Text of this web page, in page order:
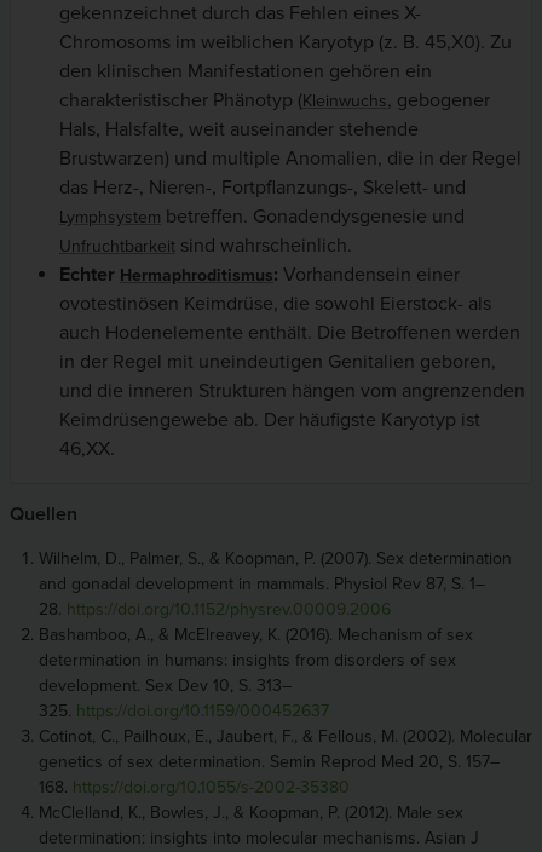
gekennzeichnet durch das Fehlen eines X-
Chromosoms im weiblichen Karyotyp (z. B. 45,X0). Zu
den klinischen Manifestationen gehören ein
charakteristischer Phänotyp (Kleinwuchs, gebogener
Hals, Halsfalte, weit auseinander stehende
Brustwarzen) und multiple Anomalien, die in der Regel
das Herz-, Nieren-, Fortpflanzungs-, Skelett- und
Lymphsystem betreffen. Gonadendysgenesie und
Unfruchtbarkeit sind wahrscheinlich.
Echter Hermaphroditismus: Vorhandensein einer
ovotestinösen Keimdrüse, die sowohl Eierstock- als
auch Hodenelemente enthält. Die Betroffenen werden
in der Regel mit uneindeutigen Genitalien geboren,
und die inneren Strukturen hängen vom angrenzenden
Keimdrüsengewebe ab. Der häufigste Karyotyp ist
46,XX.
Quellen
Wilhelm, D., Palmer, S., & Koopman, P. (2007). Sex determination
and gonadal development in mammals. Physiol Rev 87, S. 1–
28. https://doi.org/10.1152/physrev.00009.2006
Bashamboo, A., & McElreavey, K. (2016). Mechanism of sex
determination in humans: insights from disorders of sex
development. Sex Dev 10, S. 313–
325. https://doi.org/10.1159/000452637
Cotinot, C., Pailhoux, E., Jaubert, F., & Fellous, M. (2002). Molecular
genetics of sex determination. Semin Reprod Med 20, S. 157–
168. https://doi.org/10.1055/s-2002-35380
McClelland, K., Bowles, J., & Koopman, P. (2012). Male sex
determination: insights into molecular mechanisms. Asian J